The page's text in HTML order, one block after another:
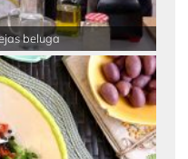
beluga